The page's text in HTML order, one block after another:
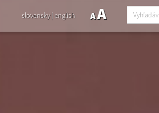
slovensky|english AA